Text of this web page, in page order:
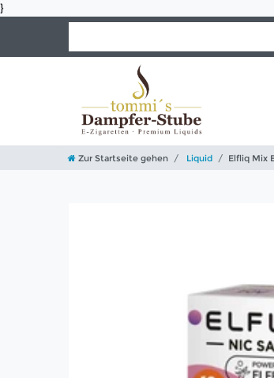
}
Zur Startseite gehen Liquid Elfliq Mix